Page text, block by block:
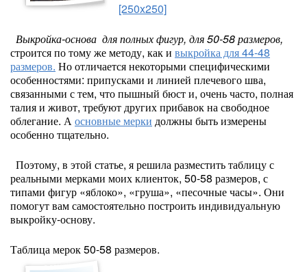
[250x250]
Выкройка-основа для полных фигур, для 50-58 размеров,
строится по тому же методу, как и выкройка для 44-48
размеров. Но отличается некоторыми специфическими
особенностями: припусками и линией плечевого шва,
связанными с тем, что пышный бюст и, очень часто, полная
талия и живот, требуют других прибавок на свободное
облегание. Аосновные мерки должны быть измерены
особенно тщательно.
Поэтому, в этой статье, я решила разместить таблицу с
реальными мерками моих клиенток, 50-58 размеров, с
типами фигур «яблоко», «груша», «песочные часы». Они
помогут вам самостоятельно построить индивидуальную
выкройку-основу.
Таблица мерок 50-58 размеров.